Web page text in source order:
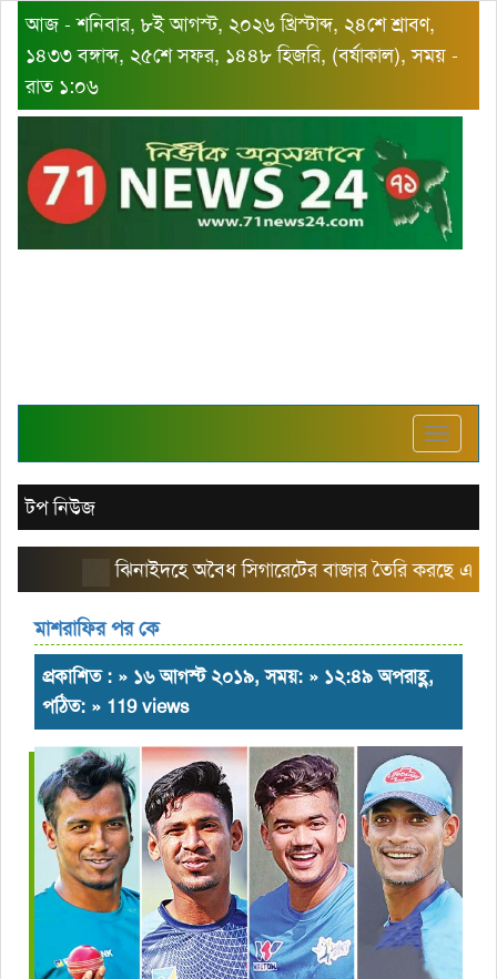
আজ - শনিবার, ৮ই আগস্ট, ২০২৬ খ্রিস্টাব্দ, ২৪শে শ্রাবণ,
১৪৩৩ বঙ্গাব্দ, ২৫শে সফর, ১৪৪৮ হিজরি, (বর্ষাকাল), সময় -
রাত ১:০৬
Toggle
টপ নিউজ
ঝিনাইদহে অবৈধ সিগারেটের বাজার তৈরি করছে এরিয়া
মাশরাফির পর কে
প্রকাশিত : » ১৬ আগস্ট ২০১৯, সময়: » ১২:৪৯ অপরাহ্ণ,
পঠিত: » 119 views